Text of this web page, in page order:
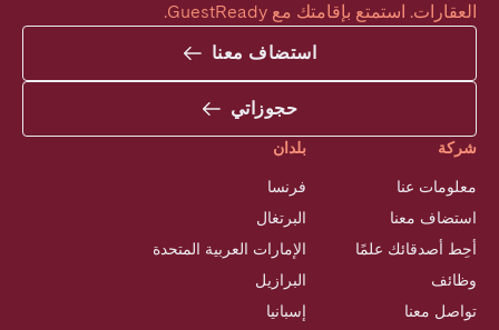
العقارات. استمتع بإقامتك مع GuestReady.
استضاف معنا
حجوزاتي
شركة
معلومات عنا
استضاف معنا
أحِط أصدقائك علمًا
وظائف
تواصل معنا
بلدان
فرنسا
البرتغال
الإمارات العربية المتحدة
البرازيل
إسبانيا